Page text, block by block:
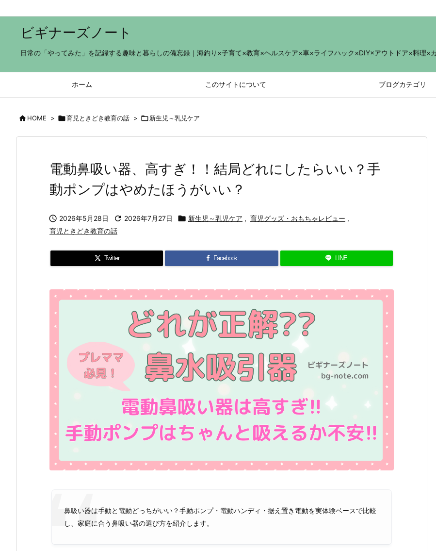
ビギナーズノート
日常の「やってみた」を記録する趣味と暮らしの備忘録｜海釣り×子育て×教育×ヘルスケア×車×ライフハック×DIY×アウトドア×料理×
ホーム このサイトについて ブログカテゴリ
HOME > 育児ときどき教育の話 > 新生児～乳児ケア
電動鼻吸い器、高すぎ！！結局どれにしたらいい？手
動ポンプはやめたほうがいい？
 2026年5月28日  2026年7月27日  新生児～乳児ケア , 育児グッズ・おもちゃレビュー ,
育児ときどき教育の話
Twitter Facebook LINE
鼻吸い器は手動と電動どっちがいい？手動ポンプ・電動ハンディ・据え置き電動を実体験ベースで比較
し、家庭に合う鼻吸い器の選び方を紹介します。